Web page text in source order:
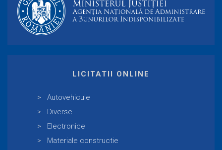
LICITATII ONLINE
Autovehicule
Diverse
Electronice
Materiale constructie